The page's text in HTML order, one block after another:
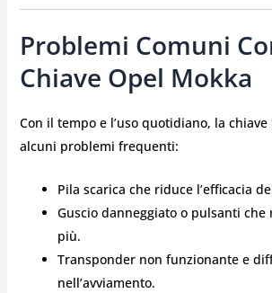
Problemi Comuni
Chiave Opel Mokka
Con il tempo e l’uso quotidiano, la
alcuni problemi frequenti:
Pila scarica che riduce l’efficacia
Guscio danneggiato o pulsanti che
più.
Transponder non funzionante e
nell’avviamento.